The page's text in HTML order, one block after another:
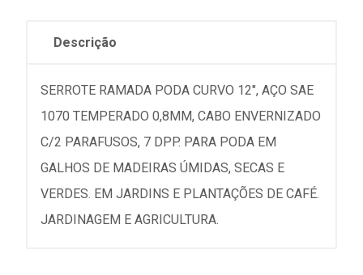
Descrição
SERROTE RAMADA PODA CURVO 12", AÇO SAE
1070 TEMPERADO 0,8MM, CABO ENVERNIZADO
C/2 PARAFUSOS, 7 DPP. PARA PODA EM
GALHOS DE MADEIRAS ÚMIDAS, SECAS E
VERDES. EM JARDINS E PLANTAÇÕES DE CAFÉ.
JARDINAGEM E AGRICULTURA.